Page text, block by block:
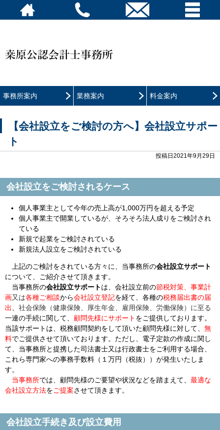
事務所案内 業務案内 料金案内
【会社設立をご検討の方へ】会社設立サポー
ト
投稿日2021年9月29日
会社設立をご検討されるケース
個人事業主として今年の売上高が1,000万円を超える予定
個人事業主で開業しているが、そろそろ法人成りをご検討され
ている
新規で起業をご検討されている
新規法人設立をご検討されている
上記のご検討をされている方々に、当事務所の会社設立サポート
について、ご紹介させて頂きます。
当事務所の会社設立サポートは、会社設立前の節税対策、事業計
画又は各種ご相談から会社設立登記を経て、各種の税務届出書の届
出
社会保険（健康保険、厚生年金、雇用保険、労働保険）に至る
一連の手続に関して、 顧問先様にサポート をご提供しております。
当該サポートは、税務顧問契約をして頂いた顧問先様に対して、 無
料でご提供させて頂いております。ただし、電子定款の作成に関し
て、当事務所と提携した司法書士又は行政書士をご利用する場合、
これら専門家への事務手数料（１万円（税抜））が発生いたしま
す。
当事務所では、顧問先様のご要望や状況などを踏まえて、 最適な
会社設立方法をご提案させて頂きます。
会社設立手続き及び設立費用